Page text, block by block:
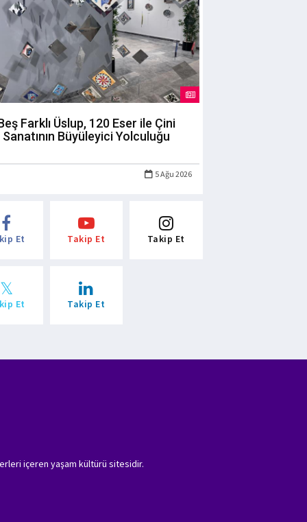
Farklı Üslup, 120 Eser ile Çini
Sanatının Büyüleyici Yolculuğu
5 Ağu 2026
Et Takip Et Takip Et
Et Takip Et
içeren yaşam kültürü sitesidir.